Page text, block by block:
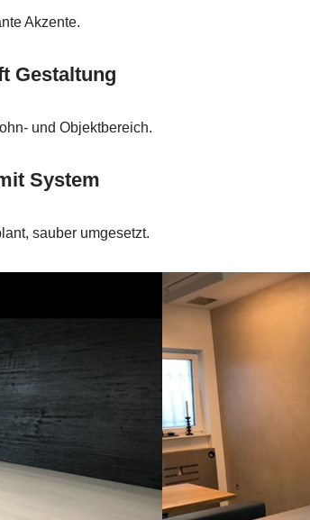
Akzente.
Gestaltung
und Objektbereich.
System
sauber umgesetzt.